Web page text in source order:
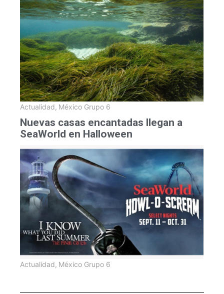
Actualidad, México Grupo 6
Nuevas casas encantadas llegan a
SeaWorld en Halloween
Actualidad, México Grupo 6